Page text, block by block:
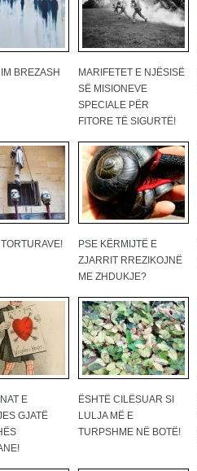
BREZASH
MARIFETET E NJËSISË
SË MISIONEVE
SPECIALE PËR
FITORE TË SIGURTË!
PSE KËRMIJTË E
ZJARRIT RREZIKOJNË
ME ZHDUKJE?
E
GJATË
ËSHTË CILËSUAR SI
LULJA MË E
TURPSHME NË BOTË!